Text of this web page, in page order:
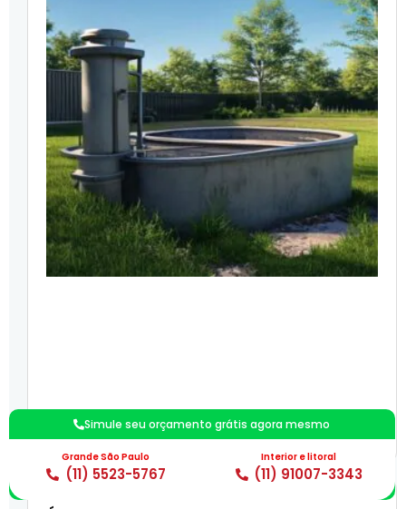
Simule seu orçamento grátis agora mesmo
Grande São Paulo
(11) 5523-5767
Interior e litoral
(11) 91007-3343